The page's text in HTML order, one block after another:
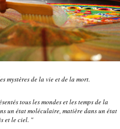
mystères de la vie et de la mort.
tous les mondes et les temps de la
un état moléculaire, matière dans un état
et le ciel. "